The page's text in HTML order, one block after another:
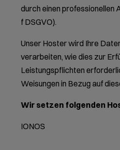
durch einen professionellen
f DSGVO).
Unser Hoster wird Ihre
verarbeiten, wie dies zur
Leistungspflichten
Weisungen in Bezug auf
Wir setzen folgenden
IONOS